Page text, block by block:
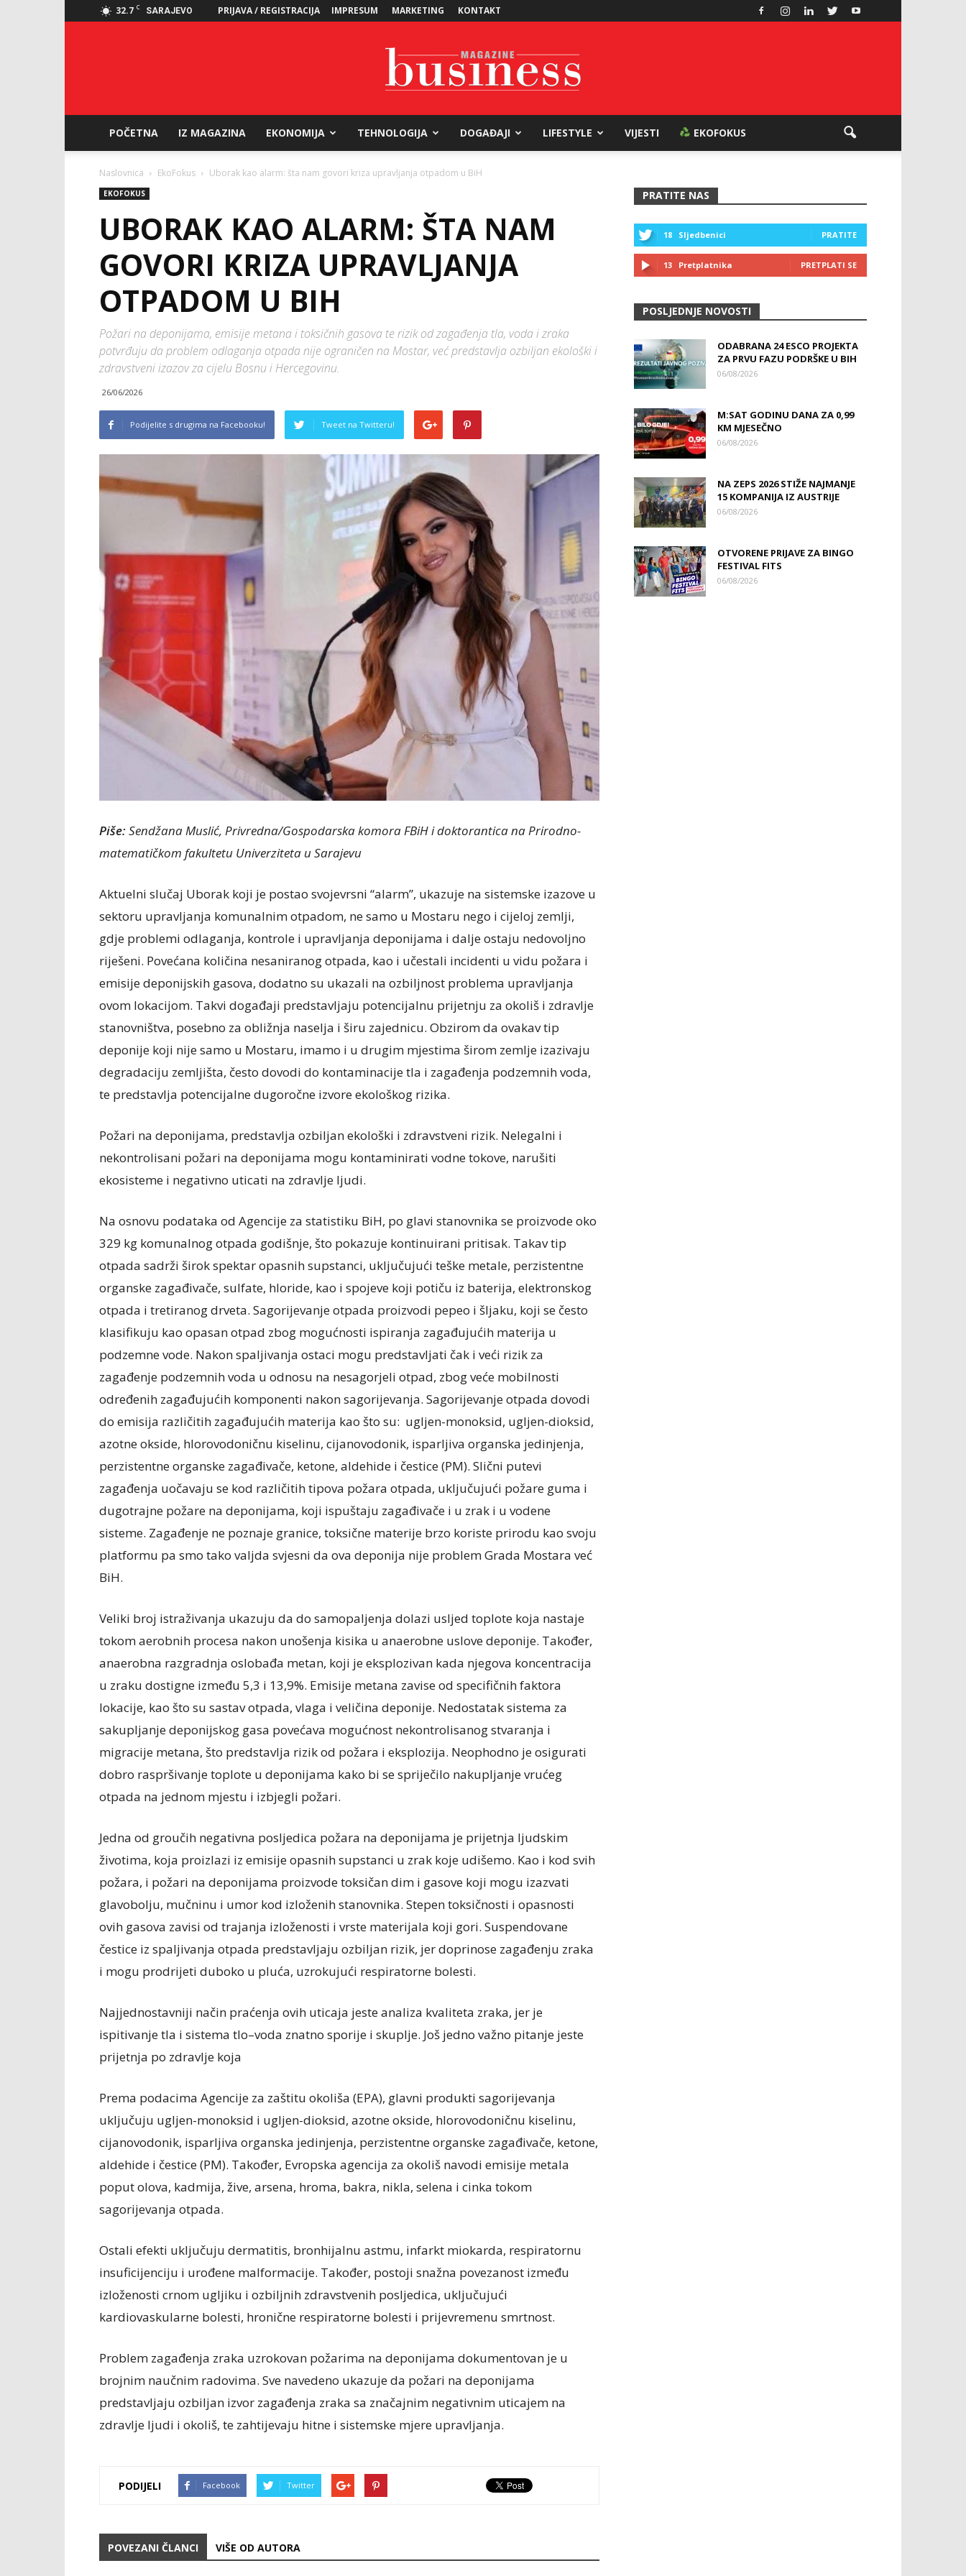
32.7 C SARAJEVO PRIJAVA / REGISTRACIJA IMPRESUM MARKETING KONTAKT
Magazine
POČETNA IZ MAGAZINA EKONOMIJA TEHNOLOGIJA DOGAĐAJI LIFESTYLE VIJESTI EKOFOKUS
Naslovnica EkoFokus Uborak kao alarm: šta nam govori kriza upravljanja otpadom u BiH
EKOFOKUS
UBORAK KAO ALARM: ŠTA NAM
GOVORI KRIZA UPRAVLJANJA
OTPADOM U BIH
Požari na deponijama, emisije metana i toksičnih gasova te rizik od zagađenja tla, voda i zraka
potvrđuju da problem odlaganja otpada nije ograničen na Mostar, već predstavlja ozbiljan ekološki i
zdravstveni izazov za cijelu Bosnu i Hercegovinu.
26/06/2026
Podijelite s drugima na Facebooku! Tweet na Twitteru!
Piše: Sendžana Muslić, Privredna/Gospodarska komora FBiH i doktorantica na Prirodno-
matematičkom fakultetu Univerziteta u Sarajevu
Aktuelni slučaj Uborak koji je postao svojevrsni “alarm”, ukazuje na sistemske izazove u
sektoru upravljanja komunalnim otpadom, ne samo u Mostaru nego i cijeloj zemlji,
gdje problemi odlaganja, kontrole i upravljanja deponijama i dalje ostaju nedovoljno
riješeni. Povećana količina nesaniranog otpada, kao i učestali incidenti u vidu požara i
emisije deponijskih gasova, dodatno su ukazali na ozbiljnost problema upravljanja
ovom lokacijom. Takvi događaji predstavljaju potencijalnu prijetnju za okoliš i zdravlje
stanovništva, posebno za obližnja naselja i širu zajednicu. Obzirom da ovakav tip
deponije koji nije samo u Mostaru, imamo i u drugim mjestima širom zemlje izazivaju
degradaciju zemljišta, često dovodi do kontaminacije tla i zagađenja podzemnih voda,
te predstavlja potencijalne dugoročne izvore ekološkog rizika.
Požari na deponijama, predstavlja ozbiljan ekološki i zdravstveni rizik. Nelegalni i
nekontrolisani požari na deponijama mogu kontaminirati vodne tokove, narušiti
ekosisteme i negativno uticati na zdravlje ljudi.
Na osnovu podataka od Agencije za statistiku BiH, po glavi stanovnika se proizvode oko
329 kg komunalnog otpada godišnje, što pokazuje kontinuirani pritisak. Takav tip
otpada sadrži širok spektar opasnih supstanci, uključujući teške metale, perzistentne
organske zagađivače, sulfate, hloride, kao i spojeve koji potiču iz baterija, elektronskog
otpada i tretiranog drveta. Sagorijevanje otpada proizvodi pepeo i šljaku, koji se često
klasifikuju kao opasan otpad zbog mogućnosti ispiranja zagađujućih materija u
podzemne vode. Nakon spaljivanja ostaci mogu predstavljati čak i veći rizik za
zagađenje podzemnih voda u odnosu na nesagorjeli otpad, zbog veće mobilnosti
određenih zagađujućih komponenti nakon sagorijevanja. Sagorijevanje otpada dovodi
do emisija različitih zagađujućih materija kao što su: ugljen-monoksid, ugljen-dioksid,
azotne okside, hlorovodoničnu kiselinu, cijanovodonik, isparljiva organska jedinjenja,
perzistentne organske zagađivače, ketone, aldehide i čestice (PM). Slični putevi
zagađenja uočavaju se kod različitih tipova požara otpada, uključujući požare guma i
dugotrajne požare na deponijama, koji ispuštaju zagađivače i u zrak i u vodene
sisteme. Zagađenje ne poznaje granice, toksične materije brzo koriste prirodu kao svoju
platformu pa smo tako valjda svjesni da ova deponija nije problem Grada Mostara već
BiH.
Veliki broj istraživanja ukazuju da do samopaljenja dolazi usljed toplote koja nastaje
tokom aerobnih procesa nakon unošenja kisika u anaerobne uslove deponije. Također,
anaerobna razgradnja oslobađa metan, koji je eksplozivan kada njegova koncentracija
u zraku dostigne između 5,3 i 13,9%. Emisije metana zavise od specifičnih faktora
lokacije, kao što su sastav otpada, vlaga i veličina deponije. Nedostatak sistema za
sakupljanje deponijskog gasa povećava mogućnost nekontrolisanog stvaranja i
migracije metana, što predstavlja rizik od požara i eksplozija. Neophodno je osigurati
dobro raspršivanje toplote u deponijama kako bi se spriječilo nakupljanje vrućeg
otpada na jednom mjestu i izbjegli požari.
Jedna od groučih negativna posljedica požara na deponijama je prijetnja ljudskim
životima, koja proizlazi iz emisije opasnih supstanci u zrak koje udišemo. Kao i kod svih
požara, i požari na deponijama proizvode toksičan dim i gasove koji mogu izazvati
glavobolju, mučninu i umor kod izloženih stanovnika. Stepen toksičnosti i opasnosti
ovih gasova zavisi od trajanja izloženosti i vrste materijala koji gori. Suspendovane
čestice iz spaljivanja otpada predstavljaju ozbiljan rizik, jer doprinose zagađenju zraka
i mogu prodrijeti duboko u pluća, uzrokujući respiratorne bolesti.
Najjednostavniji način praćenja ovih uticaja jeste analiza kvaliteta zraka, jer je
ispitivanje tla i sistema tlo–voda znatno sporije i skuplje. Još jedno važno pitanje jeste
prijetnja po zdravlje koja
Prema podacima Agencije za zaštitu okoliša (EPA), glavni produkti sagorijevanja
uključuju ugljen-monoksid i ugljen-dioksid, azotne okside, hlorovodoničnu kiselinu,
cijanovodonik, isparljiva organska jedinjenja, perzistentne organske zagađivače, ketone,
aldehide i čestice (PM). Također, Evropska agencija za okoliš navodi emisije metala
poput olova, kadmija, žive, arsena, hroma, bakra, nikla, selena i cinka tokom
sagorijevanja otpada.
Ostali efekti uključuju dermatitis, bronhijalnu astmu, infarkt miokarda, respiratornu
insuficijenciju i urođene malformacije. Također, postoji snažna povezanost između
izloženosti crnom ugljiku i ozbiljnih zdravstvenih posljedica, uključujući
kardiovaskularne bolesti, hronične respiratorne bolesti i prijevremenu smrtnost.
Problem zagađenja zraka uzrokovan požarima na deponijama dokumentovan je u
brojnim naučnim radovima. Sve navedeno ukazuje da požari na deponijama
predstavljaju ozbiljan izvor zagađenja zraka sa značajnim negativnim uticajem na
zdravlje ljudi i okoliš, te zahtijevaju hitne i sistemske mjere upravljanja.
PODIJELI Facebook Twitter
POVEZANI ČLANCI VIŠE OD AUTORA
PRATITE NAS
18 Sljedbenici PRATITE
13 Pretplatnika PRETPLATI SE
POSLJEDNJE NOVOSTI
ODABRANA 24 ESCO PROJEKTA
ZA PRVU FAZU PODRŠKE U BIH
06/08/2026
M:SAT GODINU DANA ZA 0,99
KM MJESEČNO
06/08/2026
NA ZEPS 2026 STIŽE NAJMANJE
15 KOMPANIJA IZ AUSTRIJE
06/08/2026
OTVORENE PRIJAVE ZA BINGO
FESTIVAL FITS
06/08/2026